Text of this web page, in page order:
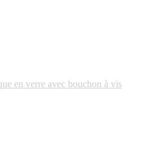
en verre avec bouchon à vis